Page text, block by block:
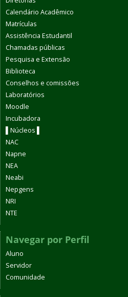
Calendário Acadêmico
Matrículas
Assistência Estudantil
Chamadas públicas
Pesquisa e Extensão
Biblioteca
Conselhos e comissões
Laboratórios
Moodle
Incubadora
▌Núcleos ▌
NAC
Napne
NEA
Neabi
Nepgens
NRI
NTE
Navegar por Perfil
Aluno
Servidor
Comunidade